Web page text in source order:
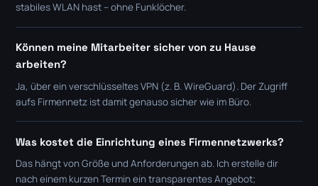
stabiles WLAN hast – ohne Funklöcher.
Können meine Mitarbeiter sicher von zu Hause
arbeiten?
Ja, über ein verschlüsseltes VPN (z. B. WireGuard). Der Zugriff
aufs Firmennetz ist damit genauso sicher wie im Büro.
Was kostet die Einrichtung eines Firmennetzwerks?
Das hängt von Größe und Anforderungen ab. Ich erstelle dir
nach einem kurzen Termin ein transparentes Angebot;